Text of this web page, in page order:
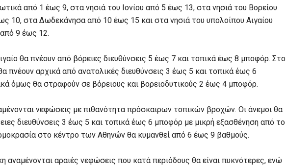
από 1 έως 9, στα νησιά του Ιονίου από 5 έως 13, στα νησιά του Βορείου
10, στα Δωδεκάνησα από 10 έως 15 και στα νησιά του υπολοίπου Αιγαίου
9 έως 12.
θα πνέουν από βόρειες διευθύνσεις 5 έως 7 και τοπικά έως 8 μποφόρ. Στο
θα πνέουν αρχικά από ανατολικές διευθύνσεις 3 έως 5 και τοπικά έως 6
όμως θα στραφούν σε βόρειους και βορειοδυτικούς 2 έως 4 μποφόρ.
νεφώσεις με πιθανότητα πρόσκαιρων τοπικών βροχών. Οι άνεμοι θα
διευθύνσεις 3 έως 5 και τοπικά έως 6 μποφόρ με μικρή εξασθένηση από το
στο κέντρο των Αθηνών θα κυμανθεί από 6 έως 9 βαθμούς.
αναμένονται αραιές νεφώσεις που κατά περιόδους θα είναι πυκνότερες, ενώ